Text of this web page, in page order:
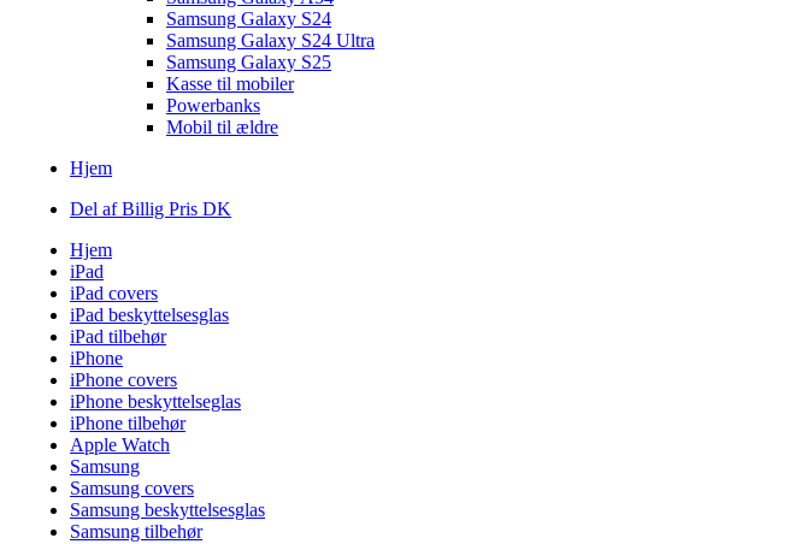
Samsung Galaxy S24
Samsung Galaxy S24 Ultra
Samsung Galaxy S25
Kasse til mobiler
Powerbanks
Mobil til ældre
Hjem
Del af Billig Pris DK
Hjem
iPad
iPad covers
iPad beskyttelsesglas
iPad tilbehør
iPhone
iPhone covers
iPhone beskyttelseglas
iPhone tilbehør
Apple Watch
Samsung
Samsung covers
Samsung beskyttelsesglas
Samsung tilbehør